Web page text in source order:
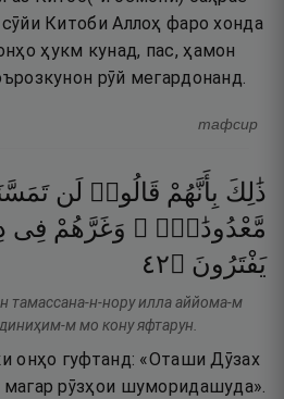
Китоби Аллоҳ фаро хонда
ҳукм кунад, пас, ҳамон
рӯй мегардонанд.
тафсир
ذَٰلِكَ بِأَنَّهُمْ قَالُوا۟ لَن
مَّعْدُودَٰتٍۢ ۖ وَغَرَّهُمْ فِى
يَفْتَرُونَ ۝٢٤
тамассана-н-нору илла аййома-м
м мо кону яфтарун.
онҳо гуфтанд: «Оташи Дӯзах
магар рӯзҳои шуморидашуда».